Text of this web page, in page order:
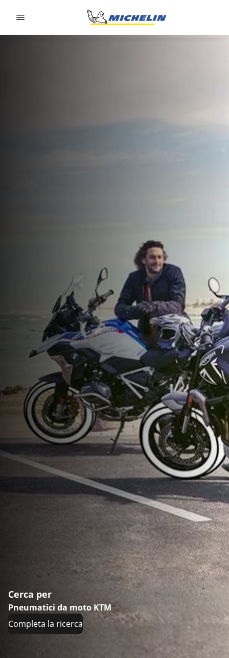
Cerca per
Pneumatici da moto KTM
Completa la ricerca